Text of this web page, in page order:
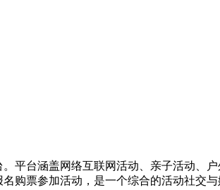
平台涵盖网络互联网活动、亲子活动、
购票参加活动，是一个综合的活动社交与